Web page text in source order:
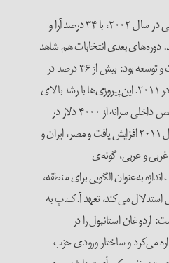
فرمول اردوغان به موفقیت انتخابانی در سال‌ ۲۰۰۲، با ۳۴ درصد آرا و
دوره‌های بعدی انتخابات‌ هم شاهد
افزایش چشمگیر آرای حزب عدالت‌ و توسعه ‌بود: بیش از ۴۶ درصد در
۲۰۰۷ و کمی پایین‌تر از ۵۰ درصد در ۲۰۱۱. این پیروزی‌ها با رشد بالای
اقتصادی نیز همراه بود: تولید ناخالص داخلی سرانه از ۴۰۰۰ دلار در
سال ۲۰۰۰ به ۱۰۰۰۰ دلار در سال ۲۰۱۱ افزایش یافت و مصر، ایران و
و عربی، گونه‌ی
به‌عنوان الگویی برای منطقه،
استدلال می‌کند، تعهد آ.ک.پ به
اردوغان استانبول را در
اداره می‌کرد و ساختار ورودی حزب